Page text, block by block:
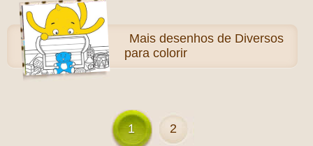
Maisdesenhos de Diversos
para colorir
1 2